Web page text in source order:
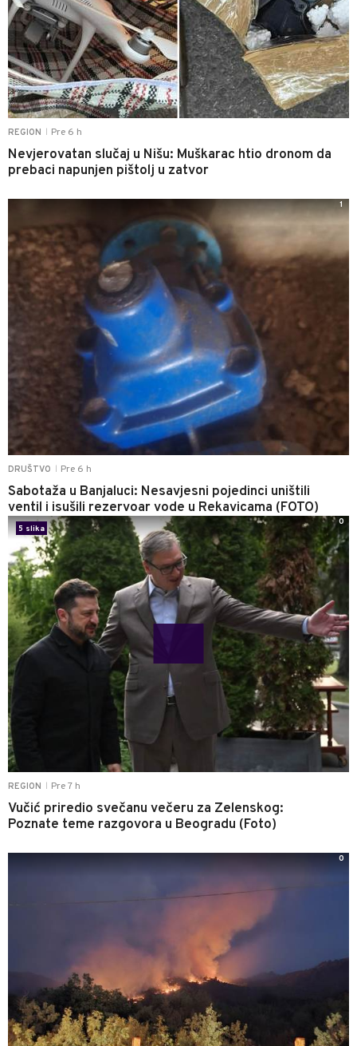
REGION Pre 6 h
Nevjerovatan slučaj u Nišu: Muškarac htio dronom da
prebaci napunjen pištolj u zatvor
DRUŠTVO Pre 6 h
Sabotaža u Banjaluci: Nesavjesni pojedinci uništili
ventil i isušili rezervoar vode u Rekavicama (FOTO)
1
REGION Pre 7 h
Vučić priredio svečanu večeru za Zelenskog:
Poznate teme razgovora u Beogradu (Foto)
5 slika
0
0